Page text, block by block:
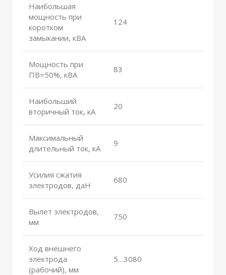
Наибольшая
мощность при
коротком
замыкании, кВА
124
Мощность при
ПВ=50%, кВА
83
Наибольший
вторичный ток, кА
20
Максимальный
длительный ток, кА
9
Усилия сжатия
электродов, даН
680
Вылет электродов,
мм
750
Ход внешнего
электрода
(рабочий), мм
5…3080